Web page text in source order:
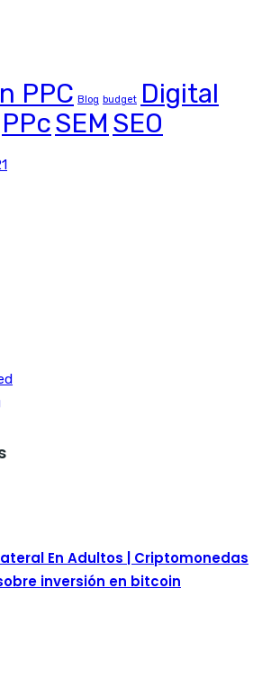
PPC Blog budget Digital
PPcSEM SEO
En Adultos | Criptomonedas
inversión en bitcoin